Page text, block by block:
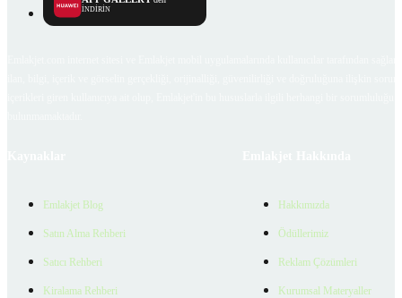
İNDİRİN
Emlakjet Blog
Satın Alma Rehberi
Satıcı Rehberi
Kiralama Rehberi
Hakkımızda
Ödüllerimiz
Reklam Çözümleri
Kurumsal Materyaller